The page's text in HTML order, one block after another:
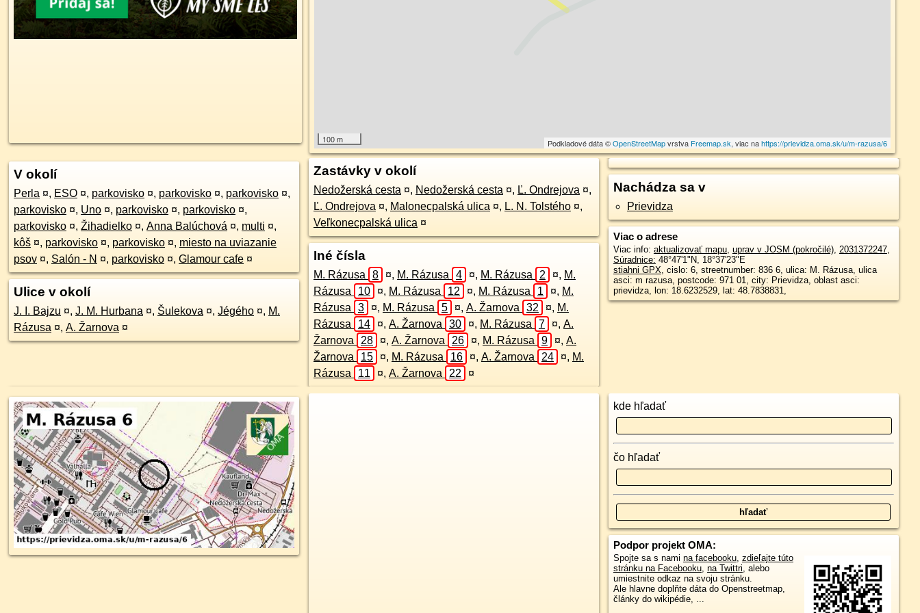
100 m Podkladové dáta ©OpenStreetMapvrstva Freemap.sk, viac nahttps://prievidza.oma.sk/u/m-razusa/6
V okolí
Perla ¤, ESO ¤, parkovisko ¤, parkovisko ¤, parkovisko ¤,
parkovisko ¤, Uno ¤, parkovisko ¤, parkovisko ¤,
parkovisko ¤, Žihadielko ¤, Anna Balúchová ¤, multi ¤,
kôš ¤, parkovisko ¤, parkovisko ¤, miesto na uviazanie
psov ¤, Salón - N ¤, parkovisko ¤, Glamour cafe ¤
Ulice v okolí
J. I. Bajzu ¤, J. M. Hurbana ¤, Šulekova ¤, Jégého ¤, M.
Rázusa ¤, A. Žarnova ¤
Zastávky v okolí
Nedožerská cesta ¤, Nedožerská cesta ¤, Ľ. Ondrejova ¤,
Ľ. Ondrejova ¤, Malonecpalská ulica ¤, L. N. Tolstého ¤,
Veľkonecpalská ulica ¤
Iné čísla
M. Rázusa 8 ¤, M. Rázusa 4 ¤, M. Rázusa 2 ¤, M.
Rázusa
10 ¤, M. Rázusa 12 ¤, M. Rázusa 1 ¤, M.
Rázusa
3 ¤, M. Rázusa 5 ¤, A. Žarnova 32 ¤, M.
Rázusa
14 ¤, A. Žarnova 30 ¤, M. Rázusa 7 ¤, A.
Žarnova
28 ¤, A. Žarnova 26 ¤, M. Rázusa 9 ¤, A.
Žarnova
15 ¤, M. Rázusa 16 ¤, A. Žarnova 24 ¤, M.
Rázusa
11 ¤, A. Žarnova 22 ¤
Nachádza sa v
Prievidza
Viac o adrese
Viac info: aktualizovať mapu, uprav v JOSM (pokročilé), 2031372247,
Súradnice: 48°47'1"N, 18°37'23"E
stiahni GPX, cislo: 6, streetnumber: 836 6, ulica: M. Rázusa, ulica
asci: m razusa, postcode: 971 01, city: Prievidza, oblast asci:
prievidza, lon: 18.6232529, lat: 48.7838831,
kde hľadať
čo hľadať
Podpor projekt OMA:
Spojte sa s nami na facebooku, zdieľajte túto
stránku na Facebooku, na Twittri, alebo
umiestnite odkaz na svoju stránku.
Ale hlavne doplňte dáta do Openstreetmap,
články do wikipédie, ...